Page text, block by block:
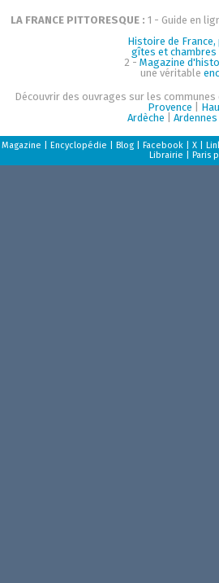
LA FRANCE PITTORESQUE : 1 - Guide en
Histoire de
gîtes et
2 - Magazine
une véritable
Découvrir des ouvrages sur les
Provence
Ardèche
Ardennes
Magazine Encyclopédie Blog| Facebook| X|
Librairie
Paris